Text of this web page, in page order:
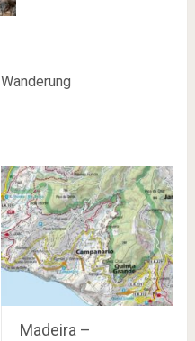
Wanderung
Madeira –